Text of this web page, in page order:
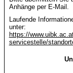
Anhänge per E-Mail.
Laufende
unter:
https://
servicestelle/